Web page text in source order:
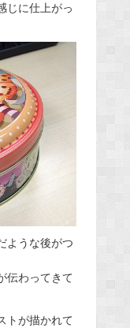
じに仕上がっ
ような後がつ
伝わってきて
トが描かれて